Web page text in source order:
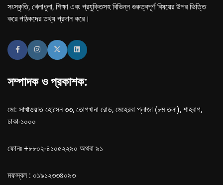
সংস্কৃতি, খেলাধুলা, শিক্ষা এবং প্রযুক্তিসহ বিভিন্ন গুরুত্বপূর্ণ বিষয়ের উপর ভিত্তি
করে পাঠকদের তথ্য প্রদান করে।
সম্পাদক ও প্রকাশক:
মো: সাখাওয়াত হোসেন ৩৩, তোপখানা রোড, মেহেরবা প্লাজা (৮ম তলা), শাহবাগ,
ঢাকা-১০০০
ফোনঃ +৮৮০২-৪১০৫২২৯০ অথবা ৯১
মফস্বল : ০১৯১২৩৩৪০৯৩